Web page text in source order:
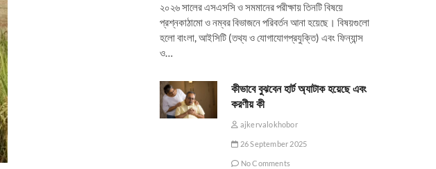
২০২৬ সালের এসএসসি ও সমমানের পরীক্ষায় তিনটি বিষয়ে
প্রশ্নকাঠামো ও নম্বর বিভাজনে পরিবর্তন আনা হয়েছে। বিষয়গুলো
হলো বাংলা, আইসিটি (তথ্য ও যোগাযোগপ্রযুক্তি) এবং ফিন্যান্স
ও…
কীভাবে বুঝবেন হার্ট অ্যাটাক হয়েছে এবং
করণীয় কী
ajkervalokhobor
26 September 2025
No Comments